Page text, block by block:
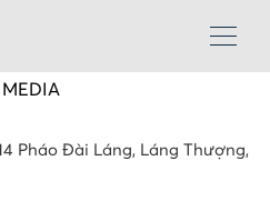
MEDIA
Pháo Đài Láng, Láng Thượng,